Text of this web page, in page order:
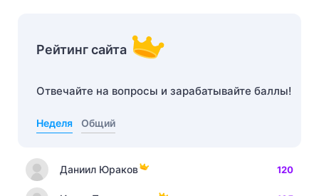
Рейтинг сайта
Отвечайте на вопросы и зарабатывайте баллы!
Неделя Общий
Даниил Юраков 120